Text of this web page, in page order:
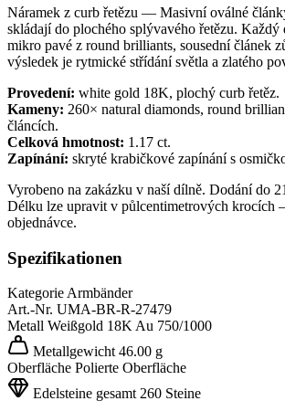
Náramek z curb řetězu — Masivní oválné
skládají do plochého splývavého řetězu. Každý
mikro pavé z round brilliants, sousední článek
výsledek je rytmické střídání světla a zlatého
Provedení: white gold 18K, plochý curb řetěz.
Kameny: 260× natural diamonds, round
článcích.
Celková hmotnost: 1.17 ct.
Zapínání: skryté krabičkové zapínání s
Vyrobeno na zakázku v naší dílně. Dodání do
Délku lze upravit v půlcentimetrových
objednávce.
Spezifikationen
KategorieArmbänder
Art.-Nr. UMA-BR-R-27479
Metall Weißgold 18KAu 750/1000
Metallgewicht 46.00 g
Oberfläche Polierte Oberfläche
Edelsteine gesamt 260 Steine